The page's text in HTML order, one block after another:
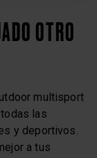
OTRO
multisport
las
y deportivos.
a tus